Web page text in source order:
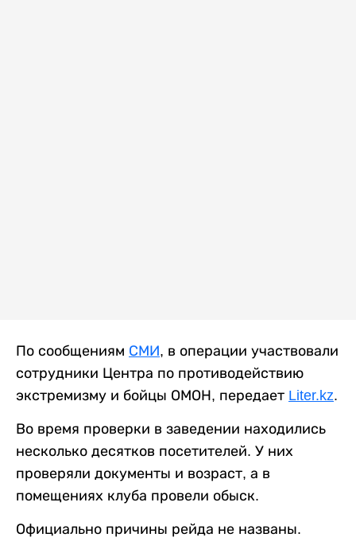
По сообщениям СМИ, в операции участвовали
сотрудники Центра по противодействию
экстремизму и бойцы ОМОН, передает Liter.kz.
Во время проверки в заведении находились
несколько десятков посетителей. У них
проверяли документы и возраст, а в
помещениях клуба провели обыск.
Официально причины рейда не названы.